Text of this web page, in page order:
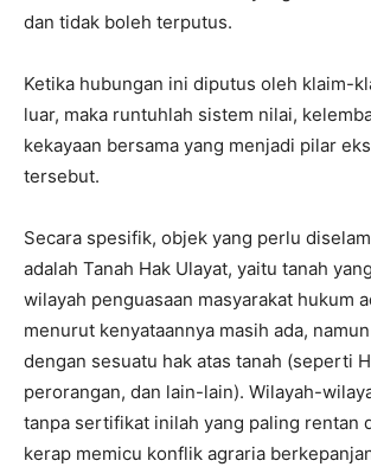
dan tidak boleh terputus.
Ketika hubungan ini diputus oleh klaim-
luar, maka runtuhlah sistem nilai,
kekayaan bersama yang menjadi pilar
tersebut.
Secara spesifik, objek yang perlu
adalah Tanah Hak Ulayat, yaitu tanah
wilayah penguasaan masyarakat hukum
menurut kenyataannya masih ada,
dengan sesuatu hak atas tanah (seperti
perorangan, dan lain-lain). Wilayah-
tanpa sertifikat inilah yang paling rentan
kerap memicu konflik agraria